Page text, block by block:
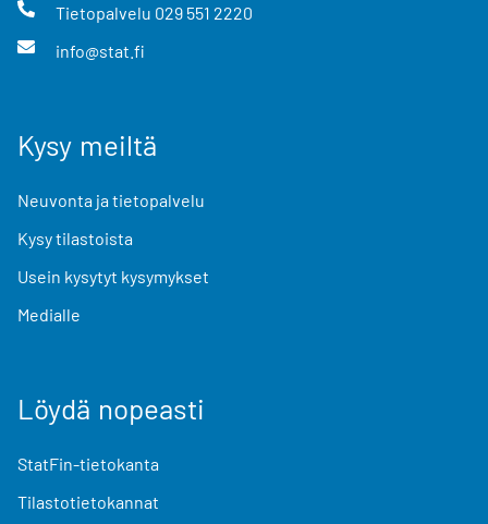
Tietopalvelu 029 551 2220
info@stat.fi
Kysy meiltä
Neuvonta ja tietopalvelu
Kysy tilastoista
Usein kysytyt kysymykset
Medialle
Löydä nopeasti
StatFin-tietokanta
Tilastotietokannat